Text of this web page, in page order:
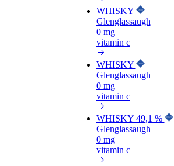
WHISKY
Glenglassaugh
0 mg
vitamin c
WHISKY
Glenglassaugh
0 mg
vitamin c
WHISKY 49,1 %
Glenglassaugh
0 mg
vitamin c